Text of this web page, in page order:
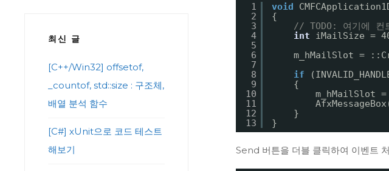
1
2
3
4
5
6
7
8
9
10
11
12
13
void
{
// TODO: 여기에 컨
int
iMailSize =
m_hMailSlot =
if
{
m_hMailSlot =
}
}
Send 버튼을 더블 클릭하여 이벤트
최신 글
[C++/Win32] offsetof,
_countof, std::size : 구조체,
배열 분석 함수
[C#] xUnit으로 코드 테스트
해보기